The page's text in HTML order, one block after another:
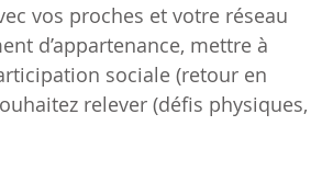
vos proches et votre réseau
d’appartenance, mettre à
sociale (retour en
relever (défis physiques,